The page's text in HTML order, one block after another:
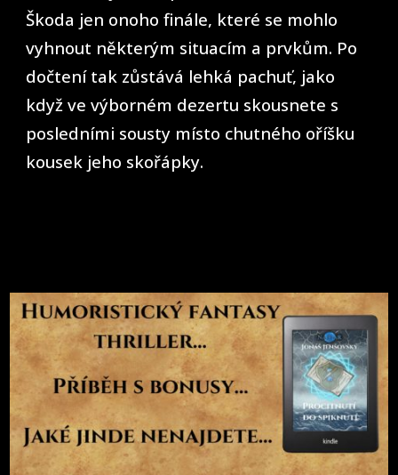
Škoda jen onoho finále, které se mohlo
vyhnout některým situacím a prvkům. Po
dočtení tak zůstává lehká pachuť, jako
když ve výborném dezertu skousnete s
posledními sousty místo chutného oříšku
kousek jeho skořápky.